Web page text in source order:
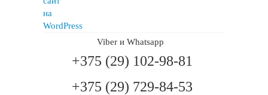
Viber и Whatsapp
+375 (29) 102-98-81
+375 (29) 729-84-53